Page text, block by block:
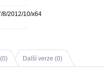
8/2012/10/x64
0) Další verze (0)